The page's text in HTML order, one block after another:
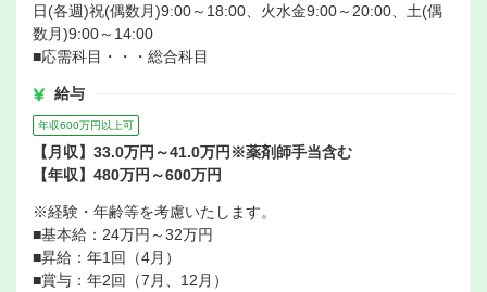
日(各週)祝(偶数月)9:00～18:00、火水金9:00～20:00、土(偶
数月)9:00～14:00
■応需科目・・・総合科目
給与
年収600万円以上可
【月収】33.0万円～41.0万円※薬剤師手当含む
【年収】480万円～600万円
※経験・年齢等を考慮いたします。
■基本給：24万円～32万円
■昇給：年1回（4月）
■賞与：年2回（7月、12月）